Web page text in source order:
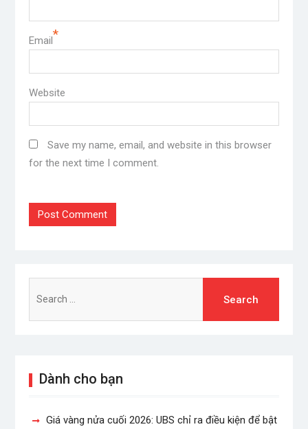
Email *
Website
Save my name, email, and website in this browser
for the next time I comment.
for:
Dành cho bạn
Giá vàng nửa cuối 2026: UBS chỉ ra điều kiện để bật